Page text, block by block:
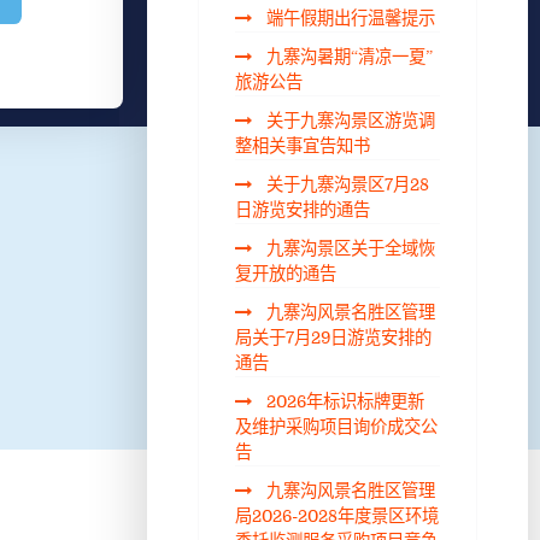
端午假期出行温馨提示
九寨沟暑期“清凉一夏”
旅游公告
关于九寨沟景区游览调
整相关事宜告知书
关于九寨沟景区7月28
日游览安排的通告
九寨沟景区关于全域恢
复开放的通告
九寨沟风景名胜区管理
局关于7月29日游览安排的
通告
2026年标识标牌更新
及维护采购项目询价成交公
告
九寨沟风景名胜区管理
局2026-2028年度景区环境